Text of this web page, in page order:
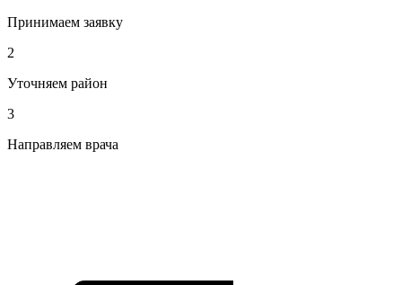
Принимаем заявку
2
Уточняем район
3
Направляем врача